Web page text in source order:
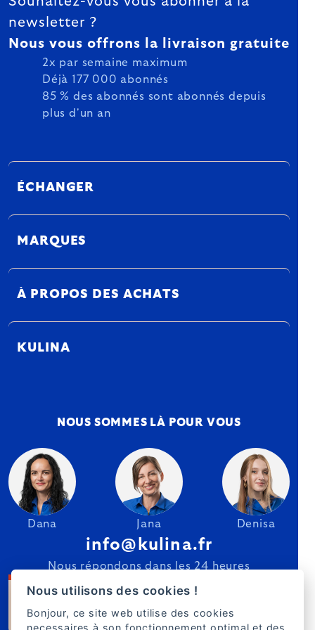
newsletter ?
Nous vous offrons la livraison gratuite
2x par semaine maximum
Déjà 177 000 abonnés
85 % des abonnés sont abonnés depuis
plus d'un an
ÉCHANGER
MARQUES
À PROPOS DES ACHATS
KULINA
NOUS SOMMES LÀ POUR VOUS
Dana Jana Denisa
info@kulina.fr
Nous répondons dans les 24 heures
Nous utilisons des cookies !
Bonjour, ce site web utilise des cookies